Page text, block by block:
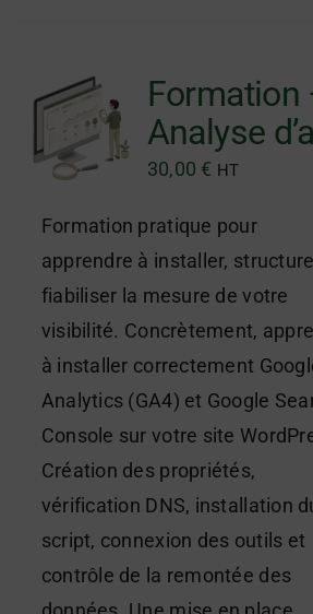
Formation
Analyse
30,00 € HT
Formation pratique pour
apprendre à installer,
fiabiliser la mesure de votre
visibilité. Concrètement,
à installer correctement
Analytics (GA4) et Google
Console sur votre site
Création des propriétés,
vérification DNS, installation
script, connexion des outils et
contrôle de la remontée des